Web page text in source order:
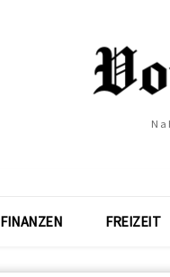
FINANZEN FREIZEIT